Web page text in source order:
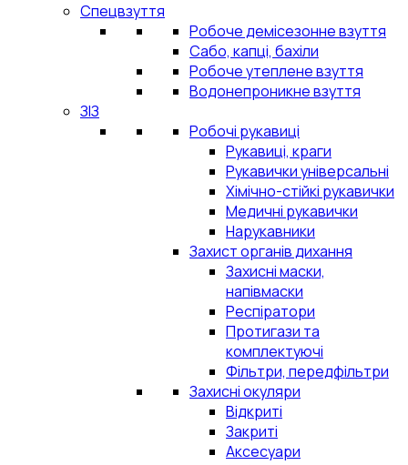
Спецвзуття
Робоче демісезонне взуття
Сабо, капці, бахіли
Робоче утеплене взуття
Водонепроникне взуття
ЗІЗ
Робочі рукавиці
Рукавиці, краги
Рукавички універсальні
Хімічно-стійкі рукавички
Медичні рукавички
Нарукавники
Захист органів дихання
Захисні маски,
напівмаски
Респіратори
Протигази та
комплектуючі
Фільтри, передфільтри
Захисні окуляри
Відкриті
Закриті
Аксесуари